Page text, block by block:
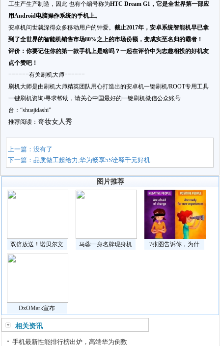
工生产生产制造，因此 也有个编号称为HTC Dream G1，它是全世界第一部应
用Android电脑操作系统的手机上。
安卓机问世就深得众多移动用户的钟爱。 截止2017年，安卓系统智能机早已拿
到了全世界的智能机销售市场80%之上的市场份额 ，变成实至名归的霸者！
评价：你要记住你的第一款手机上是啥吗？一起在评价中为志趣相投的好机友
点个赞吧！
======有关刷机大师======
刷机大师是由刷机大师精英团队用心打造出的安卓机一键刷机/ROOT专用工具
一键刷机资询/寻求帮助，请关心中国最好的一键刷机微信公众账号
台：“shuajidashi”
推荐阅读： 奇妆女人秀
上一篇：没有了
下一篇：品质做工超给力,华为畅享5S诠释千元好机
图片推荐
双倍放送！诺贝尔文 马蓉一身名牌现身机 7张图告诉你，为什
DxOMark宣布
相关资讯
手机最新性能排行榜出炉，高端华为倒数